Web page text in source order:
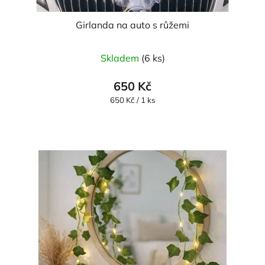
Girlanda na auto s růžemi
hodnocení
produktu
je
hvězdiček.
Skladem (6 ks)
650 Kč
Měrná
650 Kč / 1 ks